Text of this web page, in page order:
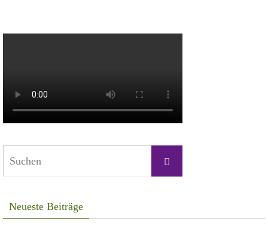
Suchen
Neueste Beiträge